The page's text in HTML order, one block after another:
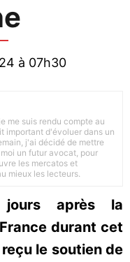
à 07h30
me suis rendu compte au
important d'évoluer dans un
j'ai décidé de mettre
un futur avocat, pour
les mercatos et
mieux les lecteurs.
jours après la
durant cet
le soutien de